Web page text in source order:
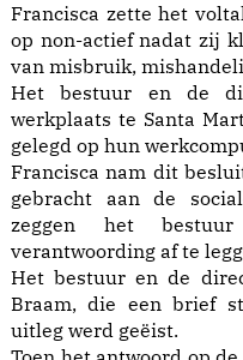
Francisca zette het
op non-actief nadat zij
van misbruik,
Het bestuur en de
werkplaats te Santa
gelegd op hun
Francisca nam dit
gebracht aan de
zeggen het
verantwoording af te
Het bestuur en de
Braam, die een brief
uitleg werd geëist.